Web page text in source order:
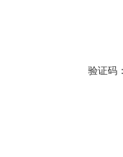
验证码